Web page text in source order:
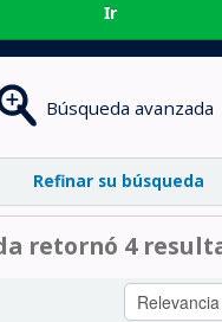
Ir
Búsqueda avanzada
Refinar su búsqueda
retornó 4